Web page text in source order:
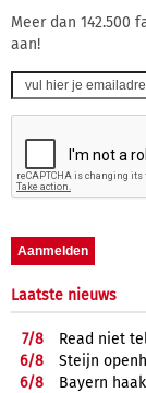
Meer dan 142.500
aan!
Laatste nieuws
7/8
Read niet
6/8
Steijn
6/8
Bayern